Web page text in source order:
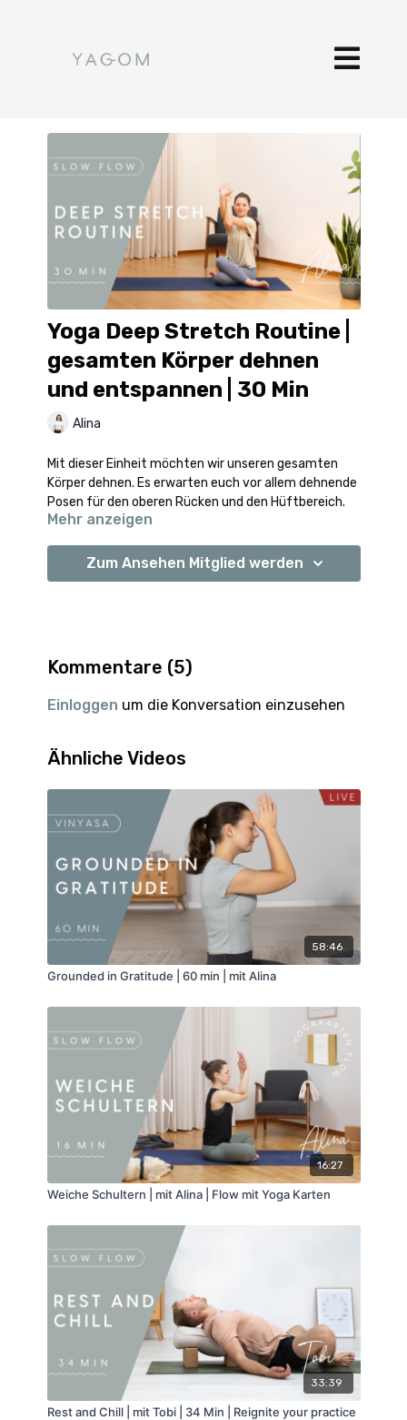
Yoga Deep Stretch Routine |
gesamten Körper dehnen
und entspannen | 30 Min
Alina
Mit dieser Einheit möchten wir unseren gesamten
Körper dehnen. Es erwarten euch vor allem dehnende
Posen für den oberen Rücken und den Hüftbereich.
Mehr anzeigen
Zum Ansehen Mitglied werden
Kommentare (5)
Einloggen um die Konversation einzusehen
Ähnliche Videos
58:46
Grounded in Gratitude | 60 min | mit Alina
16:27
Weiche Schultern | mit Alina | Flow mit Yoga Karten
33:39
Rest and Chill | mit Tobi | 34 Min | Reignite your practice